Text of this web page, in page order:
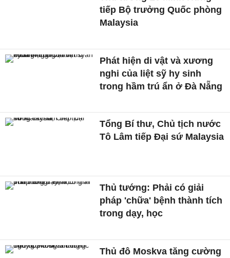
tiếp Bộ trưởng Quốc phòng
Malaysia
Phát hiện di vật và xương
nghi của liệt sỹ hy sinh
trong hầm trú ẩn ở Đà Nẵng
Tổng Bí thư, Chủ tịch nước
Tô Lâm tiếp Đại sứ Malaysia
Thủ tướng: Phải có giải
pháp 'chữa' bệnh thành tích
trong dạy, học
Thủ đô Moskva tăng cường